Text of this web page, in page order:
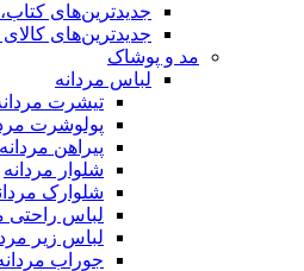
جدید‌ترین‌های
جدید‌ترین‌های کالای
مد و پوشاک
لباس مردانه
تیشرت
پولوشرت
پیراهن مردانه
شلوار مردانه
شلوارک
لباس راحتی
لباس زیر
جوراب